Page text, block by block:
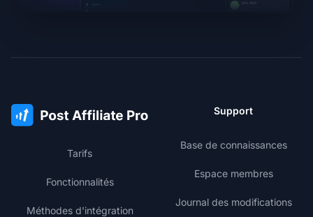
Tarifs
Fonctionnalités
Méthodes d'intégration
Support
Base de connaissances
Espace membres
Journal des modifications